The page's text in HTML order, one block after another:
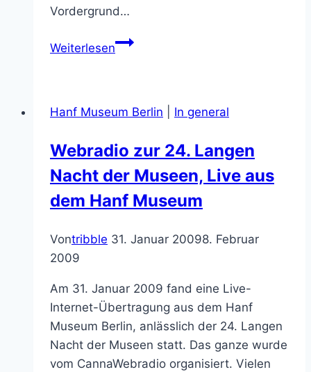
Vordergrund…
Weiterlesen25
zur
Nacht
der
Museen
Hanf Museum Berlin In general
Webradio zur 24. Langen
Nacht der Museen, Live aus
dem Hanf Museum
Vontribble 31. Januar 20098. Februar
2009
Am 31. Januar 2009 fand eine Live-
Internet-Übertragung aus dem Hanf
Museum Berlin, anlässlich der 24. Langen
Nacht der Museen statt. Das ganze wurde
vom CannaWebradio organisiert. Vielen